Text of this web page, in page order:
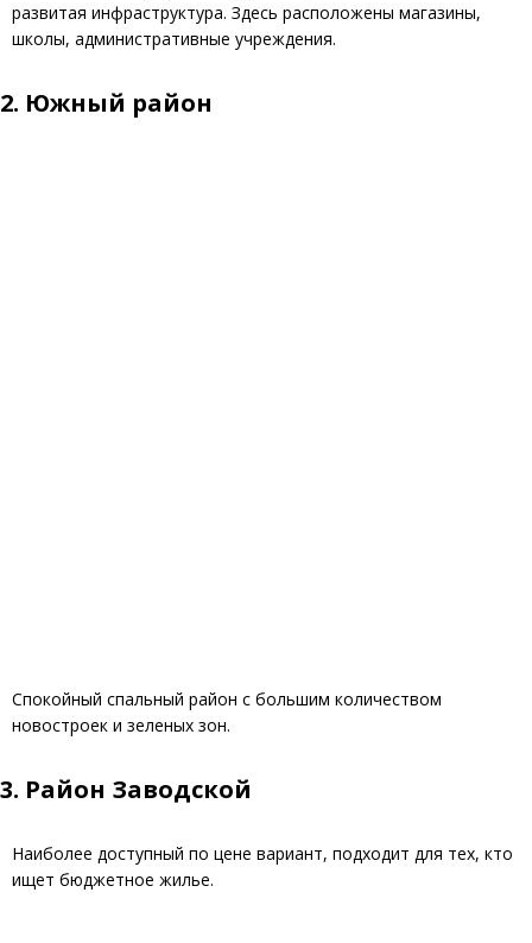
развитая инфраструктура. Здесь расположены магазины,
школы, административные учреждения.
2. Южный район
Спокойный спальный район с большим количеством
новостроек и зеленых зон.
3. Район Заводской
Наиболее доступный по цене вариант, подходит для тех, кто
ищет бюджетное жилье.